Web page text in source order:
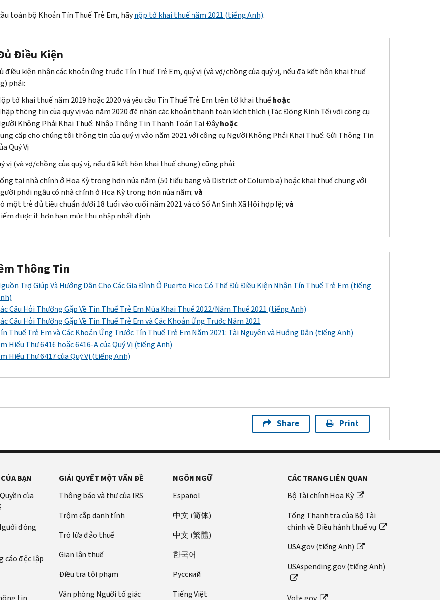
toàn bộ Khoản Tín Thuế Trẻ Em, hãynộp tờ khai thuế năm 2021 (tiếng Anh).
Điều Kiện
điều kiện nhận các khoản ứng trước Tín Thuế Trẻ Em, quý vị (và vợ/chồng của quý vị, nếu đã kết hôn khai thuế
phải:
tờ khai thuế năm 2019 hoặc 2020 và yêu cầu Tín Thuế Trẻ Em trên tờ khai thuếhoặc
thông tin của quý vị vào năm 2020 để nhận các khoản thanh toán kích thích (Tác Động Kinh Tế) với công cụ
Không Phải Khai Thuế: Nhập Thông Tin Thanh Toán Tại Đâyhoặc
cấp cho chúng tôi thông tin của quý vị vào năm 2021 với công cụ Người Không Phải Khai Thuế: Gửi Thông Tin
Quý Vị
vị (và vợ/chồng của quý vị, nếu đã kết hôn khai thuế chung) cũng phải:
tại nhà chính ở Hoa Kỳ trong hơn nửa năm (50 tiểu bang và District of Columbia) hoặc khai thuế chung với
phối ngẫu có nhà chính ở Hoa Kỳ trong hơn nửa năm;và
một trẻ đủ tiêu chuẩn dưới 18 tuổi vào cuối năm 2021 và có Số An Sinh Xã Hội hợp lệ;và
được ít hơn hạn mức thu nhập nhất định.
Thông Tin
Trợ Giúp Và Hướng Dẫn Cho Các Gia Đình Ở Puerto Rico Có Thể Đủ Điều Kiện Nhận Tín Thuế Trẻ Em (tiếng
Câu Hỏi Thường Gặp Về Tín Thuế Trẻ Em Mùa Khai Thuế 2022/Năm Thuế 2021 (tiếng Anh)
Câu Hỏi Thường Gặp Về Tín Thuế Trẻ Em và Các Khoản Ứng Trước Năm 2021
Thuế Trẻ Em và Các Khoản Ứng Trước Tín Thuế Trẻ Em Năm 2021: Tài Nguyên và Hướng Dẫn (tiếng Anh)
Hiểu Thư 6416 hoặc 6416-A của Quý Vị (tiếng Anh)
Hiểu Thư 6417 của Quý Vị (tiếng Anh)
Share Print
BẠN
của
đóng
cáo độc lập
tin
GIẢI QUYẾT MỘT VẤN ĐỀ
Thông báo và thư của IRS
Trộm cắp danh tính
Trò lừa đảo thuế
Gian lận thuế
Điều tra tội phạm
Văn phòng Người tố giác
NGÔN NGỮ
Español
中文 (简体)
中文 (繁體)
한국어
Pусский
Tiếng Việt
CÁC TRANG LIÊN QUAN
Bộ Tài chính Hoa Kỳ
Tổng Thanh tra của Bộ Tài
chính về Điều hành thuế vụ
USA.gov (tiếng Anh)
USAspending.gov (tiếng Anh)
Vote.gov